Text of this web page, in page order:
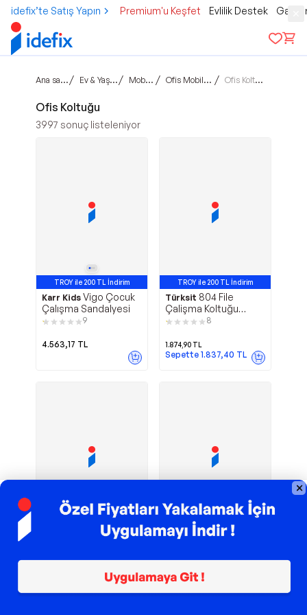
idefix’te Satış Yapın Premium'u Keşfet Evlilik Destek
Ana sayfa/ Ev & Yaşam / Mobilya / Ofis Mobilyası / Ofis Koltuğu
Ofis Koltuğu
3997 sonuç listeleniyor
TROY ile 200 TL İndirim
Karr Kids Vigo Çocuk
Çalışma Sandalyesi
9
4.563,17 TL
TROY ile 200 TL İndirim
Türksit 804 File
Çalişma Koltuğu
Plastik Ayak Siyah
8
1.874,90 TL
Sepette 1.837,40 TL
TROY ile 200 TL İndirim
Thunder Pro
TROY ile 200 TL İndirim
Türksit